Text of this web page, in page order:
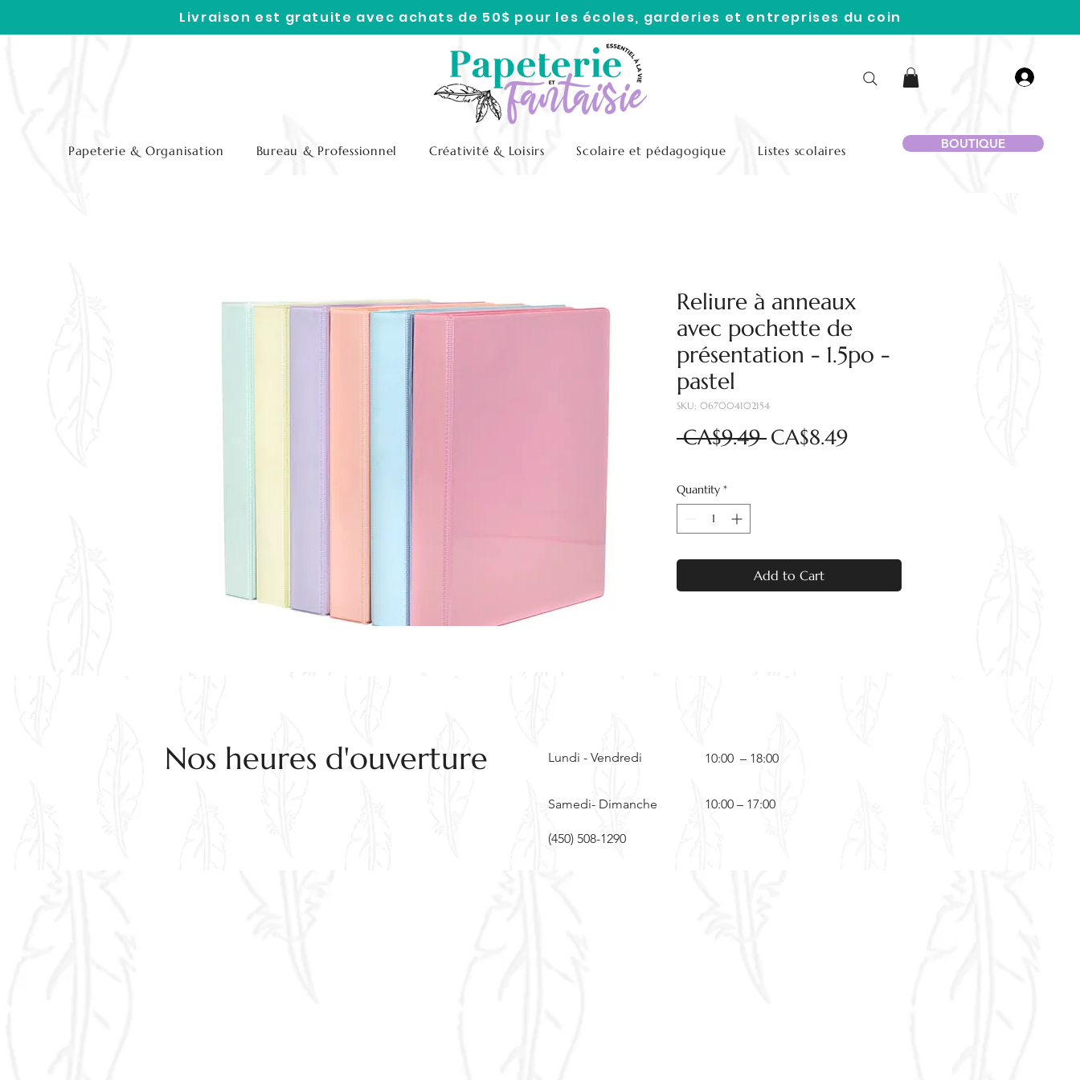
Livraison est gratuite avec achats de 50$ pour les écoles, garderies et entreprises du coin
Papeterie & Organisation Bureau & Professionnel Créativité & Loisirs Scolaire et pédagogique Listes scolaires BOUTIQUE
Reliure à anneaux
avec pochette de
présentation - 1.5po -
pastel
SKU: 067004102154
CA$9.49 Regular
CA$8.49Sale
Quantity *
Add to Cart
Nos heures d'ouverture Lundi - Vendredi 10:00 – 18:00
Samedi- Dimanche 10:00 – 17:00
(450) 508-1290